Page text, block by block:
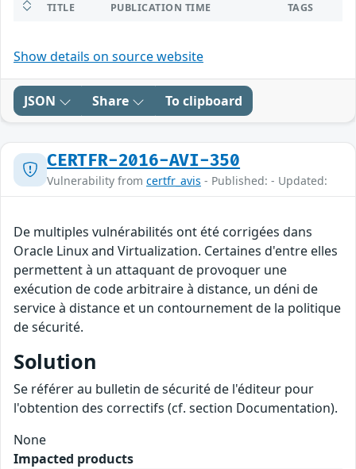
TITLE PUBLICATION TIME TAGS
Show details on source website
JSON Share To clipboard
CERTFR-2016-AVI-350
Vulnerability from certfr_avis - Published: - Updated:
De multiples vulnérabilités ont été corrigées dans
Oracle Linux and Virtualization. Certaines d'entre elles
permettent à un attaquant de provoquer une
exécution de code arbitraire à distance, un déni de
service à distance et un contournement de la politique
de sécurité.
Solution
Se référer au bulletin de sécurité de l'éditeur pour
l'obtention des correctifs (cf. section Documentation).
None
Impacted products